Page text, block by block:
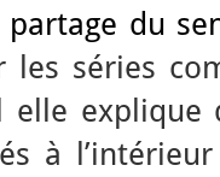
du
séries
elle explique
à